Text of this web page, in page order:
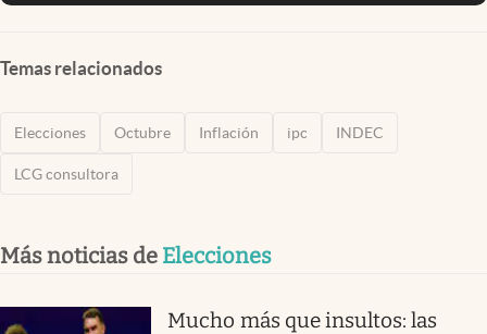
Temas relacionados
Elecciones Octubre Inflación ipc INDEC
LCG consultora
Más noticias de Elecciones
Mucho más que insultos: las